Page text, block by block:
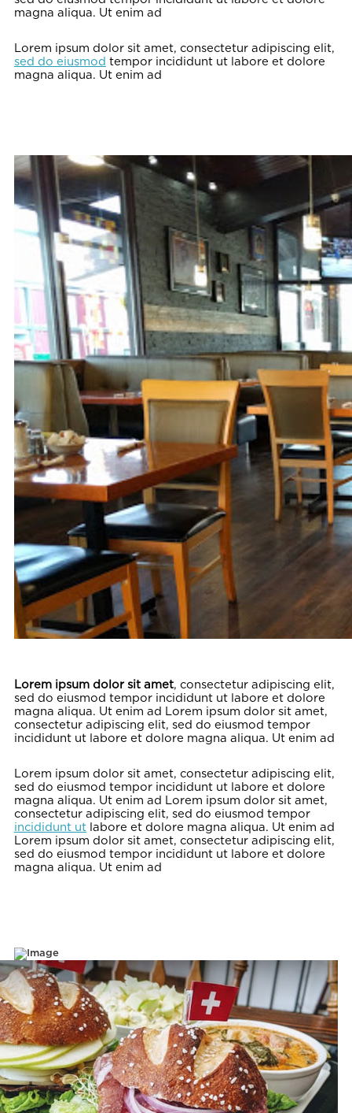
magna aliqua. Ut enim ad
Lorem ipsum dolor sit amet, consectetur adipiscing elit,
sed do eiusmod tempor incididunt ut labore et dolore
magna aliqua. Ut enim ad
Lorem ipsum dolor sit amet, consectetur adipiscing elit,
sed do eiusmod tempor incididunt ut labore et dolore
magna aliqua. Ut enim ad Lorem ipsum dolor sit amet,
consectetur adipiscing elit, sed do eiusmod tempor
incididunt ut labore et dolore magna aliqua. Ut enim ad
Lorem ipsum dolor sit amet, consectetur adipiscing elit,
sed do eiusmod tempor incididunt ut labore et dolore
magna aliqua. Ut enim ad Lorem ipsum dolor sit amet,
consectetur adipiscing elit, sed do eiusmod tempor
incididunt utlabore et dolore magna aliqua. Ut enim ad
Lorem ipsum dolor sit amet, consectetur adipiscing elit,
sed do eiusmod tempor incididunt ut labore et dolore
magna aliqua. Ut enim ad